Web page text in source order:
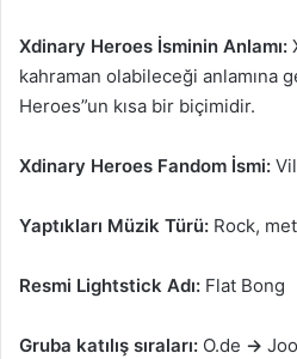
Xdinary Heroes İsminin Anlamı:
kahraman olabileceği anlamına
Heroes”un kısa bir biçimidir.
Xdinary Heroes Fandom İsmi:
Yaptıkları Müzik Türü: Rock,
Resmi Lightstick Adı: Flat Bong
Gruba katılış sıraları: O.de →